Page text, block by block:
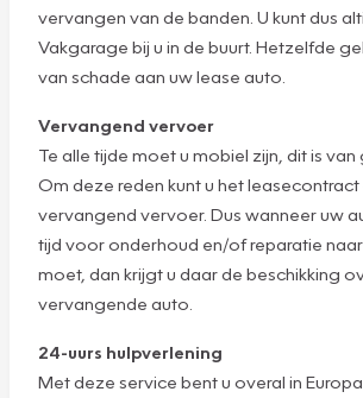
vervangen van de banden. U kunt dus
Vakgarage bij u in de buurt. Hetzelfde
van schade aan uw lease auto.
Vervangend vervoer
Te alle tijde moet u mobiel zijn, dit is van
Om deze reden kunt u het
vervangend vervoer. Dus wanneer uw
tijd voor onderhoud en/of reparatie
moet, dan krijgt u daar de beschikking
vervangende auto.
24-uurs hulpverlening
Met deze service bent u overal in